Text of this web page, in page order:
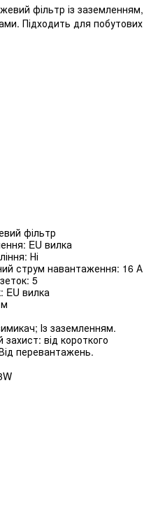
фільтр із заземленням,
Підходить для побутових
фільтр
EU вилка
Ні
струм навантаження: 16 А
5
EU вилка
Із заземленням.
захист: від короткого
перевантажень.